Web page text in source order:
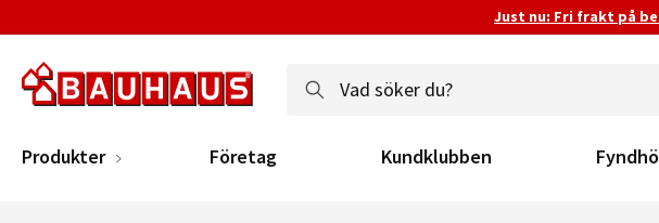
Just nu: Fri frakt på
Produkter Företag Kundklubben